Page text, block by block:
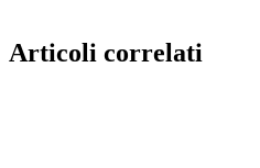
Articoli correlati